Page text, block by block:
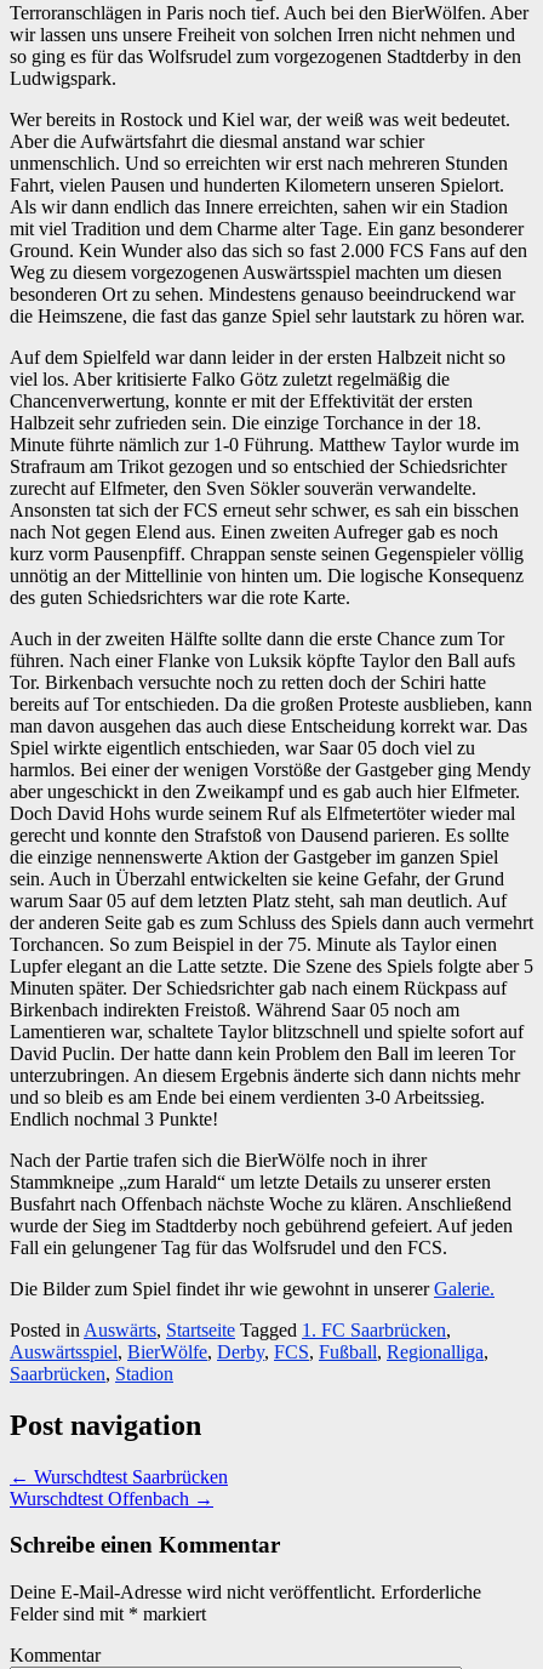
Terroranschlägen in Paris noch tief. Auch bei den BierWölfen. Aber
wir lassen uns unsere Freiheit von solchen Irren nicht nehmen und
so ging es für das Wolfsrudel zum vorgezogenen Stadtderby in den
Ludwigspark.
Wer bereits in Rostock und Kiel war, der weiß was weit bedeutet.
Aber die Aufwärtsfahrt die diesmal anstand war schier
unmenschlich. Und so erreichten wir erst nach mehreren Stunden
Fahrt, vielen Pausen und hunderten Kilometern unseren Spielort.
Als wir dann endlich das Innere erreichten, sahen wir ein Stadion
mit viel Tradition und dem Charme alter Tage. Ein ganz besonderer
Ground. Kein Wunder also das sich so fast 2.000 FCS Fans auf den
Weg zu diesem vorgezogenen Auswärtsspiel machten um diesen
besonderen Ort zu sehen. Mindestens genauso beeindruckend war
die Heimszene, die fast das ganze Spiel sehr lautstark zu hören war.
Auf dem Spielfeld war dann leider in der ersten Halbzeit nicht so
viel los. Aber kritisierte Falko Götz zuletzt regelmäßig die
Chancenverwertung, konnte er mit der Effektivität der ersten
Halbzeit sehr zufrieden sein. Die einzige Torchance in der 18.
Minute führte nämlich zur 1-0 Führung. Matthew Taylor wurde im
Strafraum am Trikot gezogen und so entschied der Schiedsrichter
zurecht auf Elfmeter, den Sven Sökler souverän verwandelte.
Ansonsten tat sich der FCS erneut sehr schwer, es sah ein bisschen
nach Not gegen Elend aus. Einen zweiten Aufreger gab es noch
kurz vorm Pausenpfiff. Chrappan senste seinen Gegenspieler völlig
unnötig an der Mittellinie von hinten um. Die logische Konsequenz
des guten Schiedsrichters war die rote Karte.
Auch in der zweiten Hälfte sollte dann die erste Chance zum Tor
führen. Nach einer Flanke von Luksik köpfte Taylor den Ball aufs
Tor. Birkenbach versuchte noch zu retten doch der Schiri hatte
bereits auf Tor entschieden. Da die großen Proteste ausblieben, kann
man davon ausgehen das auch diese Entscheidung korrekt war. Das
Spiel wirkte eigentlich entschieden, war Saar 05 doch viel zu
harmlos. Bei einer der wenigen Vorstöße der Gastgeber ging Mendy
aber ungeschickt in den Zweikampf und es gab auch hier Elfmeter.
Doch David Hohs wurde seinem Ruf als Elfmetertöter wieder mal
gerecht und konnte den Strafstoß von Dausend parieren. Es sollte
die einzige nennenswerte Aktion der Gastgeber im ganzen Spiel
sein. Auch in Überzahl entwickelten sie keine Gefahr, der Grund
warum Saar 05 auf dem letzten Platz steht, sah man deutlich. Auf
der anderen Seite gab es zum Schluss des Spiels dann auch vermehrt
Torchancen. So zum Beispiel in der 75. Minute als Taylor einen
Lupfer elegant an die Latte setzte. Die Szene des Spiels folgte aber 5
Minuten später. Der Schiedsrichter gab nach einem Rückpass auf
Birkenbach indirekten Freistoß. Während Saar 05 noch am
Lamentieren war, schaltete Taylor blitzschnell und spielte sofort auf
David Puclin. Der hatte dann kein Problem den Ball im leeren Tor
unterzubringen. An diesem Ergebnis änderte sich dann nichts mehr
und so bleib es am Ende bei einem verdienten 3-0 Arbeitssieg.
Endlich nochmal 3 Punkte!
Nach der Partie trafen sich die BierWölfe noch in ihrer
Stammkneipe „zum Harald“ um letzte Details zu unserer ersten
Busfahrt nach Offenbach nächste Woche zu klären. Anschließend
wurde der Sieg im Stadtderby noch gebührend gefeiert. Auf jeden
Fall ein gelungener Tag für das Wolfsrudel und den FCS.
Die Bilder zum Spiel findet ihr wie gewohnt in unsererGalerie.
Posted in Auswärts, Startseite Tagged 1. FC Saarbrücken,
Auswärtsspiel, BierWölfe, Derby, FCS, Fußball, Regionalliga,
Saarbrücken, Stadion
Post navigation
← Wurschdtest Saarbrücken
Wurschdtest Offenbach →
Schreibe einen Kommentar
Deine E-Mail-Adresse wird nicht veröffentlicht. Erforderliche
Felder sind mit * markiert
Kommentar